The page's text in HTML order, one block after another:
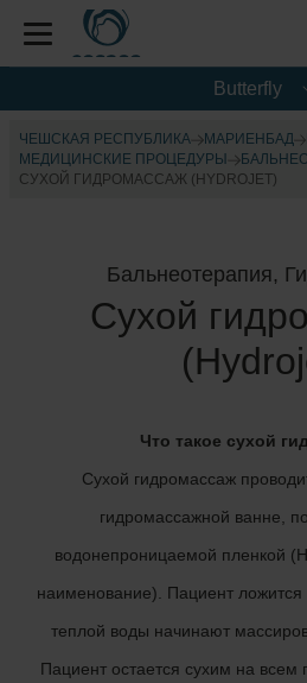
Butterfly
ЧЕШСКАЯ РЕСПУБЛИКА МАРИЕНБАД
МЕДИЦИНСКИЕ ПРОЦЕДУРЫ
СУХОЙ ГИДРОМАССАЖ (HYDROJET)
Бальнеотерапия,
Сухой
Что такое сухой
Сухой гидромассаж
гидромассажной ванне,
водонепроницаемой пленкой
наименование). Пациент ложится
теплой воды начинают
Пациент остается сухим на всем